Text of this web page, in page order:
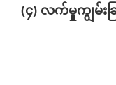
(၄) လက်မှုကျွမ်းခ